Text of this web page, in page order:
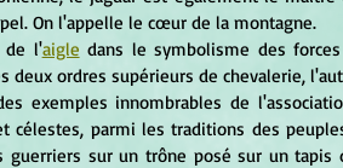
On l'appelle le cœur de la montagne.
l'
aigle dans le symbolisme des
deux ordres supérieurs de chevalerie,
exemples innombrables de
célestes, parmi les traditions des
guerriers sur un trône posé sur un tapis